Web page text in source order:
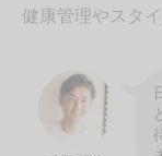
健康管理やスタ